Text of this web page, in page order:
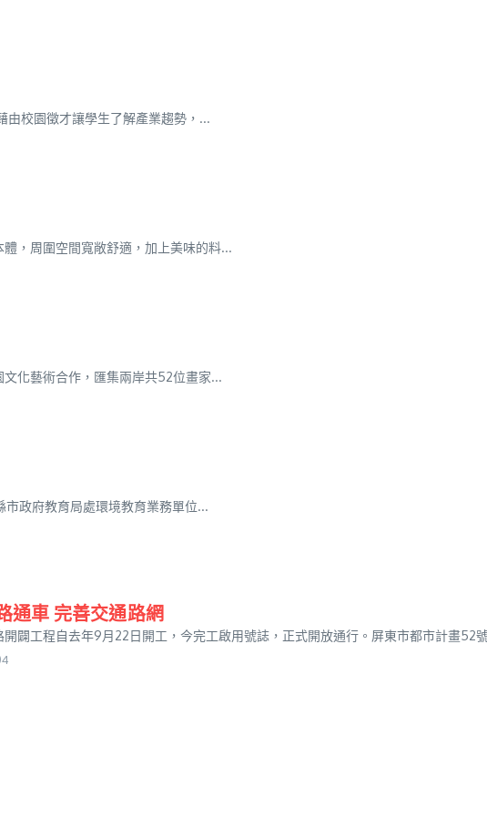
由校園徵才讓學生了解產業趨勢，...
，周圍空間寬敞舒適，加上美味的料...
化藝術合作，匯集兩岸共52位畫家...
市政府教育局處環境教育業務單位...
通車 完善交通路網
開闢工程自去年9月22日開工，今完工啟用號誌，正式開放通行。屏東市都市計畫52